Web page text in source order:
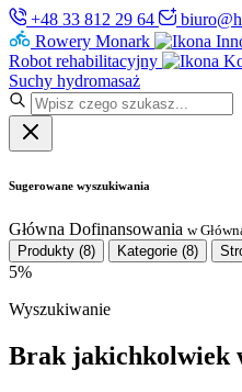
+48 33 812 29 64
Rowery Monark
Robot rehabilitacyjny
Suchy hydromasaż
Sugerowane wyszukiwania
Główna Dofinansowania w
Produkty (8) Kategorie (8)
5%
Wyszukiwanie
Brak jakichkolwiek